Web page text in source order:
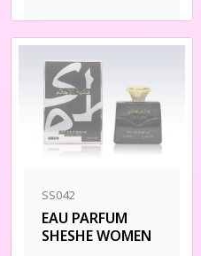
SS042
EAU PARFUM
SHESHE WOMEN